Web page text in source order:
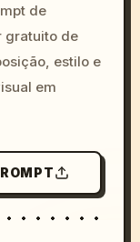
--v 6.0de
gratuito de
estilo e
em